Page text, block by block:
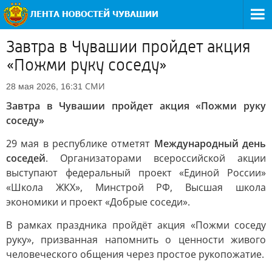
Завтра в Чувашии пройдет акция
«Пожми руку соседу»
28 мая 2026, 16:31 СМИ
Завтра в Чувашии пройдет акция «Пожми руку
соседу»
29 мая в республике отметят Международный день
соседей. Организаторами всероссийской акции
выступают федеральный проект «Единой России»
«Школа ЖКХ», Минстрой РФ, Высшая школа
экономики и проект «Добрые соседи».
В рамках праздника пройдёт акция «Пожми соседу
руку», призванная напомнить о ценности живого
человеческого общения через простое рукопожатие.